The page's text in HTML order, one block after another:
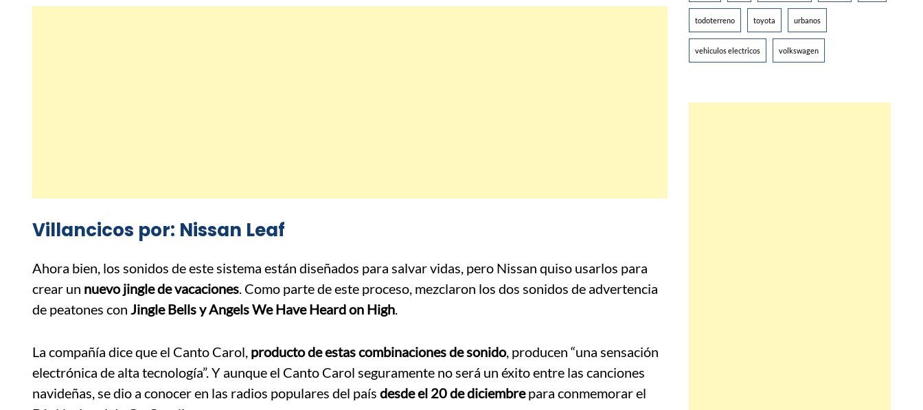
Villancicos por: Nissan Leaf
Ahora bien, los sonidos de este sistema están diseñados para salvar vidas, pero Nissan quiso usarlos para
crear un nuevo jingle de vacaciones. Como parte de este proceso, mezclaron los dos sonidos de advertencia
de peatones con Jingle Bells y Angels We Have Heard on High.
La compañía dice que el Canto Carol, producto de estas combinaciones de sonido, producen “una sensación
electrónica de alta tecnología”. Y aunque el Canto Carol seguramente no será un éxito entre las canciones
navideñas, se dio a conocer en las radios populares del país desde el 20 de diciembrepara conmemorar el
todoterreno toyota urbanos
vehiculos electricos volkswagen